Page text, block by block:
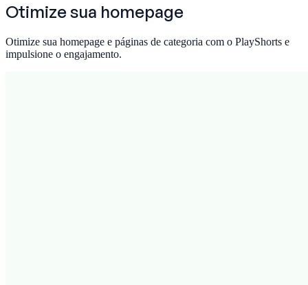
Otimize sua homepage
Otimize sua homepage e páginas de categoria com o PlayShorts e
impulsione o engajamento.